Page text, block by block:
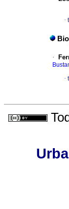
·
·
·